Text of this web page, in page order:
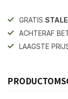
GRATIS
ACHTERAF
LAAGSTE